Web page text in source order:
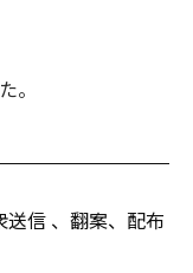
。
信 、翻案、配布